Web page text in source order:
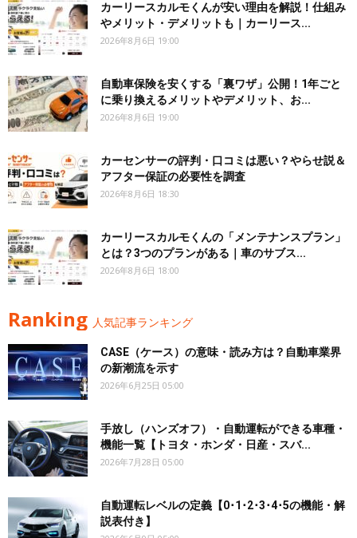
カーリースカルモくんが安い理由を解説！仕組み
やメリット・デメリットも｜カーリース...
2026年8月6日 19:00
自動車保険を安くする「裏ワザ」公開！1年ごと
に乗り換えるメリットやデメリット、お...
2026年8月6日 19:00
カーセンサーの評判・口コミは悪い？やらせ説＆
アフター保証の必要性を調査
2026年8月6日 18:30
カーリースカルモくんの「メンテナンスプラン」
とは？3つのプランがある｜車のサブス...
2026年8月6日 18:00
Ranking 人気記事ランキング
CASE（ケース）の意味・読み方は？自動車業界
の新潮流を示す
2026年6月25日 05:00
手放し（ハンズオフ）・自動運転ができる車種・
機能一覧【トヨタ・ホンダ・日産・スバ...
2026年7月28日 05:00
自動運転レベルの定義【0･1･2･3･4･5の機能・解
説表付き】